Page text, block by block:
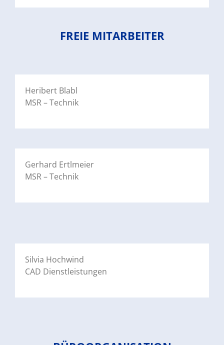
FREIE MITARBEITER
Heribert Blabl
MSR – Technik
Gerhard Ertlmeier
MSR – Technik
Silvia Hochwind
CAD Dienstleistungen